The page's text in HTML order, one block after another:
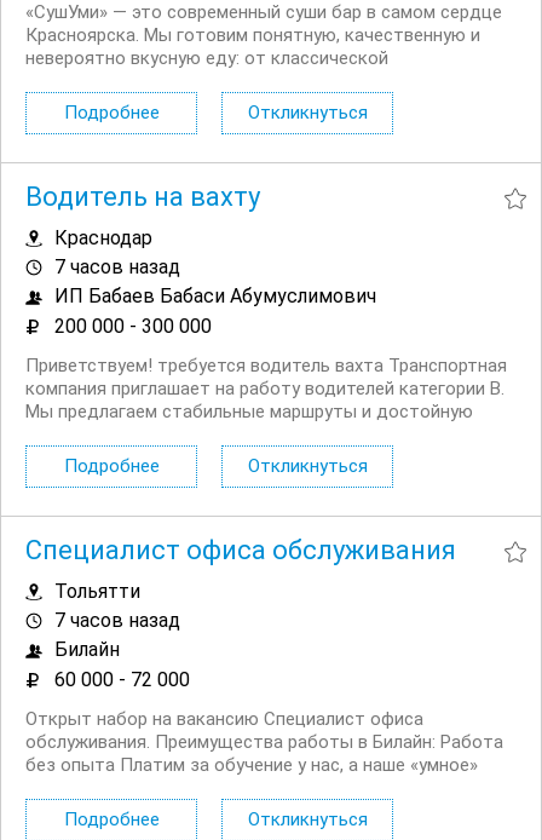
«СушУми» — это современный суши бар в самом сердце
Красноярска. Мы готовим понятную, качественную и
невероятно вкусную еду: от классической
приоритет — свежие ингредиенты и открытость к
гостям. Сейчас мы расширяем команду и ищем
Подробнее Откликнуться
Водитель на вахту
Краснодар
7 часов назад
ИП Бабаев Бабаси Абумуслимович
200 000 - 300 000
Приветствуем! требуется водитель вахта Транспортная
компания приглашает на работу водителей категории В.
Мы предлагаем стабильные маршруты и достойную
140 000 рублей., переработка оплачивается
дополнительно. Локация: проживание на
Подробнее Откликнуться
Специалист офиса обслуживания
Тольятти
7 часов назад
Билайн
60 000 - 72 000
Открыт набор на вакансию Специалист офиса
обслуживания. Преимущества работы в Билайн: Работа
без опыта Платим за обучение у нас, а наше «умное»
быстро отвечать на любые вопросы клиентов Рядом с
домом, подбираем офис рядом с...
Подробнее Откликнуться